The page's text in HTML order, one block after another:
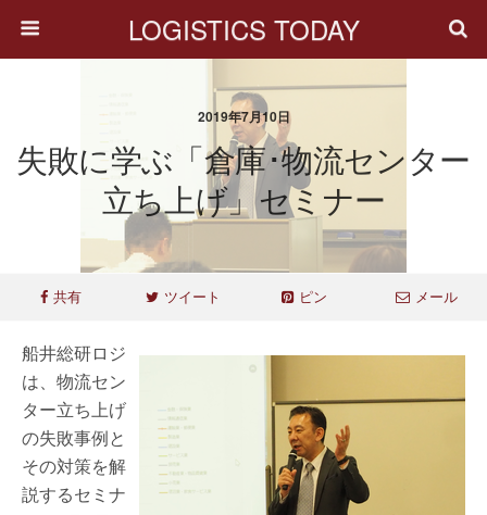
LOGISTICS TODAY
2019年7月10日
失敗に学ぶ「倉庫･物流センター
立ち上げ」セミナー
共有 ツイート ピン メール
船井総研ロジ
は、物流セン
ター立ち上げ
の失敗事例と
その対策を解
説するセミナ